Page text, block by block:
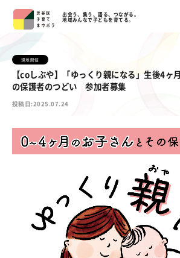
出会う、集う、語る、つながる。
地域みんなで子どもを育てる。
現地開催
【coしぶや】「ゆっくり親になる」生後4ヶ
の保護者のつどい 参加者募集
投稿日:2025.07.24